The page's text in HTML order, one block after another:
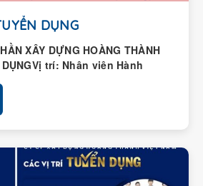
DỤNG
XÂY DỰNG HOÀNG THÀNH
DỤNGVị trí: Nhân viên Hành